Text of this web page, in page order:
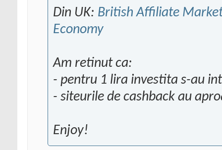
Din UK: British Affiliate
Economy
Am retinut ca:
- pentru 1 lira investita s-au
- siteurile de cashback au
Enjoy!